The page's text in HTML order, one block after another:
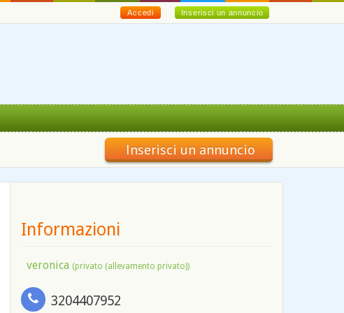
Inserisci un annuncio
Accedi
Inserisci un annuncio
Informazioni
veronica (privato (allevamento privato))
3204407952